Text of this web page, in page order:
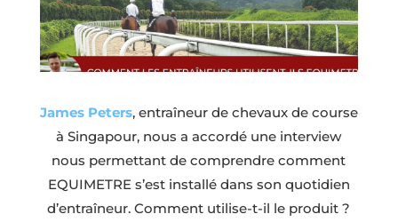
James Peters, entraîneur de chevaux de course
à Singapour, nous a accordé une interview
nous permettant de comprendre comment
EQUIMETRE s’est installé dans son quotidien
d’entraîneur. Comment utilise-t-il le produit ?